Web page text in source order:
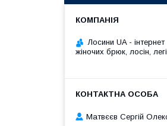
Лосини UA -
жіночих брюк, лосін,
Матвєєв Сергій